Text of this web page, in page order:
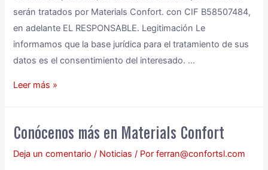
serán tratados por Materials Confort. con CIF B58507484,
en adelante EL RESPONSABLE. Legitimación Le
informamos que la base jurídica para el tratamiento de sus
datos es el consentimiento del interesado. …
Leer más »
Conócenos más en Materials Confort
Deja un comentario / Noticias / Porferran@confortsl.com